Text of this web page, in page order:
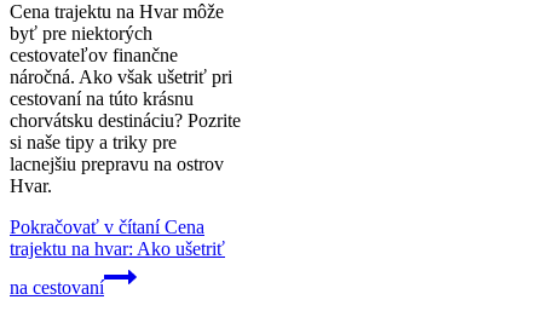
Cena trajektu na Hvar môže
byť pre niektorých
cestovateľov finančne
náročná. Ako však ušetriť pri
cestovaní na túto krásnu
chorvátsku destináciu? Pozrite
si naše tipy a triky pre
lacnejšiu prepravu na ostrov
Hvar.
Pokračovať v čítaníCena
trajektu na hvar: Ako ušetriť
na cestovaní